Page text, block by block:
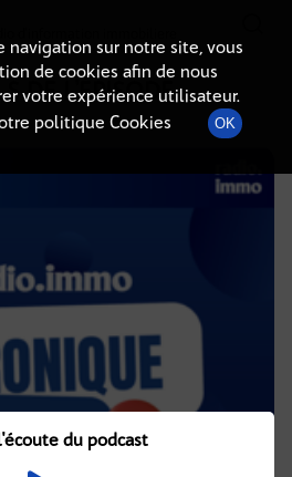
DE L'ÉPISODE
navigation sur notre site, vous
de cookies afin de nous
votre expérience utilisateur.
politique Cookies
OK
du podcast